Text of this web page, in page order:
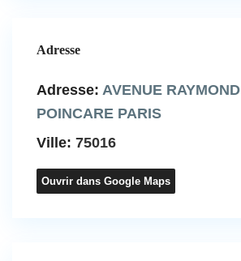
Adresse
Adresse: AVENUE RAYMOND
POINCARE PARIS
Ville: 75016
Ouvrir dans Google Maps